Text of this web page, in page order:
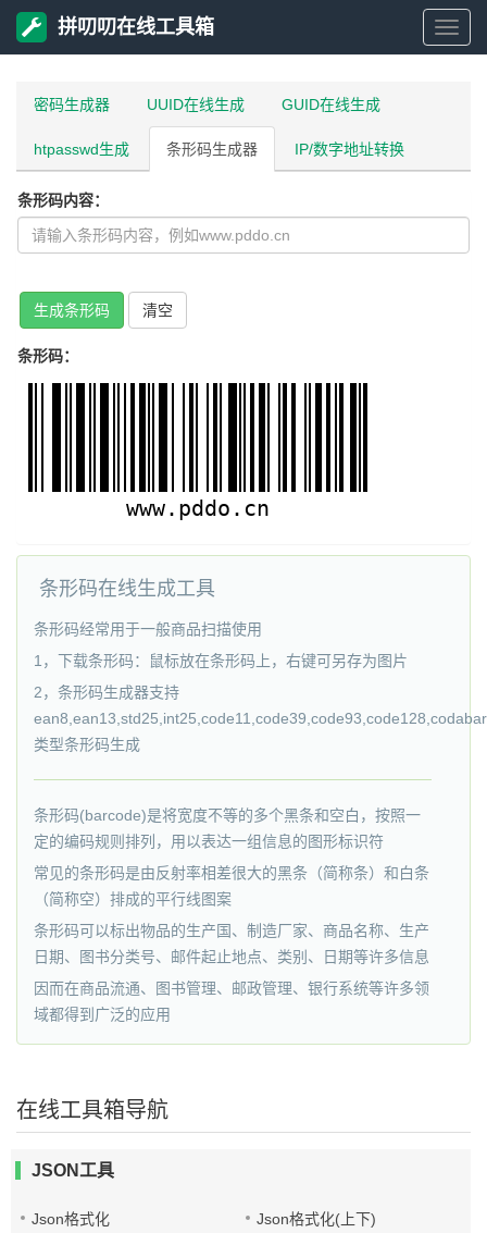
拼
拼叨叨在线工具箱
密码生成器 UUID在线生成 GUID在线生成
htpasswd生成 条形码生成器 IP/数字地址转换
条形码内容：
生成条形码 清空
条形码：
条形码在线生成工具
条形码经常用于一般商品扫描使用
1，下载条形码：鼠标放在条形码上，右键可另存为图片
2，条形码生成器支持
类型条形码生成
条形码(barcode)是将宽度不等的多个黑条和空白，按照一
定的编码规则排列，用以表达一组信息的图形标识符
常见的条形码是由反射率相差很大的黑条（简称条）和白条
（简称空）排成的平行线图案
条形码可以标出物品的生产国、制造厂家、商品名称、生产
日期、图书分类号、邮件起止地点、类别、日期等许多信息
因而在商品流通、图书管理、邮政管理、银行系统等许多领
域都得到广泛的应用
在线工具箱导航
JSON工具
Json格式化 Json格式化(上下)